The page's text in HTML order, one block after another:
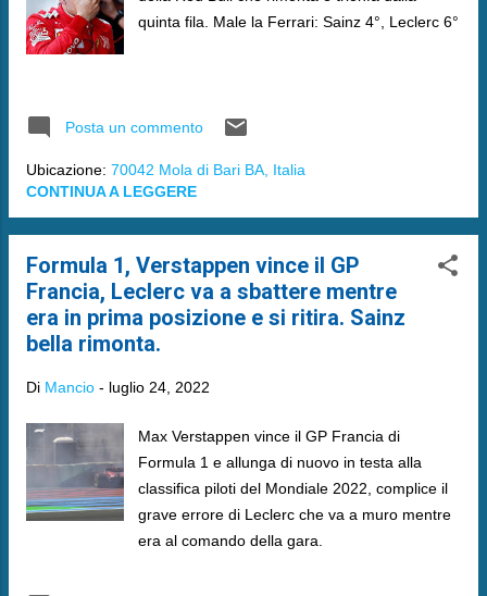
quinta fila. Male la Ferrari: Sainz 4°, Leclerc 6°
Posta un commento
Ubicazione: 70042 Mola di Bari BA, Italia
CONTINUA A LEGGERE
Formula 1, Verstappen vince il GP
Francia, Leclerc va a sbattere mentre
era in prima posizione e si ritira. Sainz
bella rimonta.
Di Mancio - luglio 24, 2022
Max Verstappen vince il GP Francia di
Formula 1 e allunga di nuovo in testa alla
classifica piloti del Mondiale 2022, complice il
grave errore di Leclerc che va a muro mentre
era al comando della gara.